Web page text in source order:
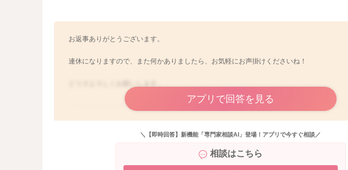
お返事ありがとうございます。
連休になりますので、また何かありましたら、お気軽にお声掛けくださいね！
アプリで回答を見る
＼【即時回答】新機能「専門家相談AI」登場！アプリで今すぐ相談／
相談はこちら